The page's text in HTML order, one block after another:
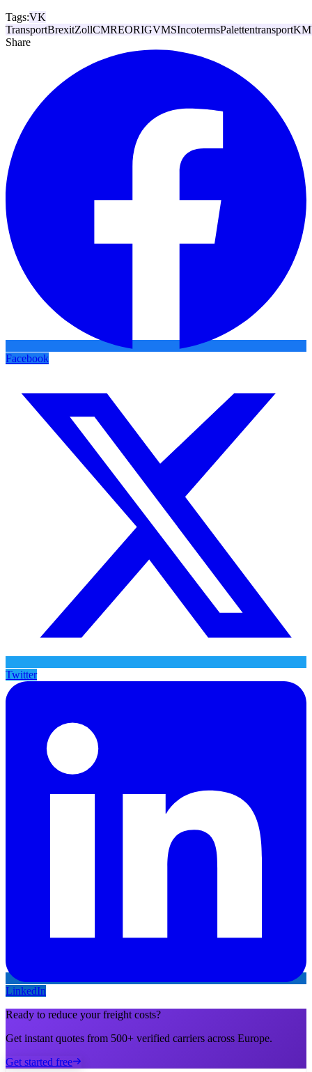
Tags:VK
TransportBrexitZollCMREORIGVMSIncotermsPalettentransport
Share
Facebook
Twitter
LinkedIn
Ready to reduce your freight costs?
Get instant quotes from 500+ verified carriers across Europe.
Get started free